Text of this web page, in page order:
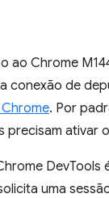
ao Chrome
conexão de
. Por
precisam ativar
uma